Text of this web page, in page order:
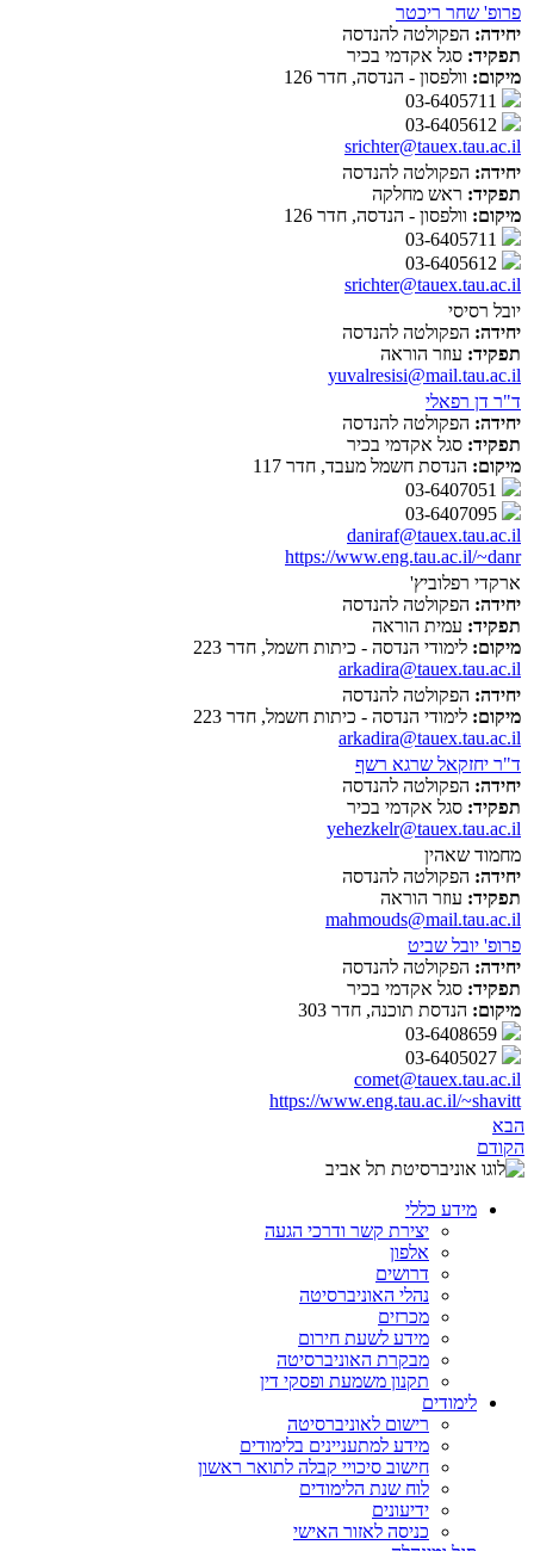
פרופ' שחר ריכטר
יחידה: הפקולטה להנדסה
תפקיד: סגל אקדמי בכיר
מיקום: וולפסון - הנדסה, חדר 126
srichter@tauex.tau.ac.il
יחידה: הפקולטה להנדסה
תפקיד: ראש מחלקה
מיקום: וולפסון - הנדסה, חדר 126
srichter@tauex.tau.ac.il
יובל רסיסי
יחידה: הפקולטה להנדסה
תפקיד: עוזר הוראה
yuvalresisi@mail.tau.ac.il
ד"ר דן רפאלי
יחידה: הפקולטה להנדסה
תפקיד: סגל אקדמי בכיר
מיקום: הנדסת חשמל מעבד, חדר 117
daniraf@tauex.tau.ac.il
https://www.eng.tau.ac.il/~danr
ארקדי רפלוביץ'
יחידה: הפקולטה להנדסה
תפקיד: עמית הוראה
מיקום: לימודי הנדסה - כיתות חשמל, חדר 223
arkadira@tauex.tau.ac.il
יחידה: הפקולטה להנדסה
מיקום: לימודי הנדסה - כיתות חשמל, חדר 223
arkadira@tauex.tau.ac.il
ד"ר יחזקאל שרגא רשף
יחידה: הפקולטה להנדסה
תפקיד: סגל אקדמי בכיר
yehezkelr@tauex.tau.ac.il
מחמוד שאהין
יחידה: הפקולטה להנדסה
תפקיד: עוזר הוראה
mahmouds@mail.tau.ac.il
פרופ' יובל שביט
יחידה: הפקולטה להנדסה
תפקיד: סגל אקדמי בכיר
מיקום: הנדסת תוכנה, חדר 303
comet@tauex.tau.ac.il
https://www.eng.tau.ac.il/~shavitt
הבא
הקודם
מידע כללי
יצירת קשר ודרכי הגעה
אלפון
דרושים
נהלי האוניברסיטה
מכרזים
מידע לשעת חירום
מבקרת האוניברסיטה
תקנון משמעת ופסקי דין
לימודים
רישום לאוניברסיטה
מידע למתעניינים בלימודים
חישוב סיכויי קבלה לתואר ראשון
לוח שנת הלימודים
ידיעונים
כניסה לאזור האישי